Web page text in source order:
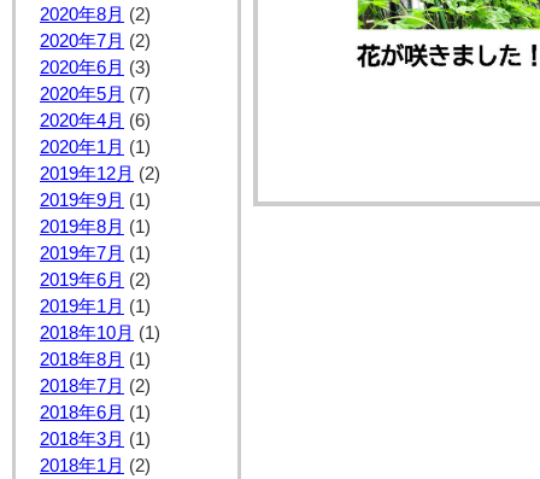
2020年8月 (2)
2020年7月 (2)
2020年6月 (3)
2020年5月 (7)
2020年4月 (6)
2020年1月 (1)
2019年12月 (2)
2019年9月 (1)
2019年8月 (1)
2019年7月 (1)
2019年6月 (2)
2019年1月 (1)
2018年10月 (1)
2018年8月 (1)
2018年7月 (2)
2018年6月 (1)
2018年3月 (1)
2018年1月 (2)